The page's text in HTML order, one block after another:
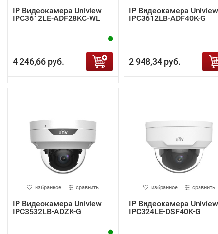
IP Видеокамера Uniview
IPC3612LE-ADF28KC-WL
4 246,66 руб.
IP Видеокамера Uniview
IPC3612LB-ADF40K-G
2 948,34 руб.
избранное сравнить
IP Видеокамера Uniview
IPC3532LB-ADZK-G
избранное сравнить
IP Видеокамера Uniview
IPC324LE-DSF40K-G